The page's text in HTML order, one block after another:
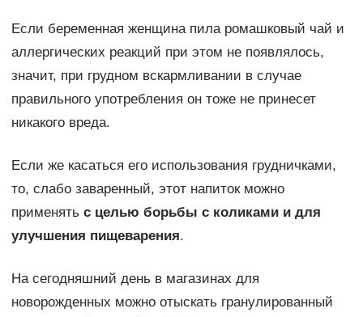
Если беременная женщина пила ромашковый чай и
аллергических реакций при этом не появлялось,
значит, при грудном вскармливании в случае
правильного употребления он тоже не принесет
никакого вреда.
Если же касаться его использования грудничками,
то, слабо заваренный, этот напиток можно
применять с целью борьбы с коликами и для
улучшения пищеварения.
На сегодняшний день в магазинах для
новорожденных можно отыскать гранулированный